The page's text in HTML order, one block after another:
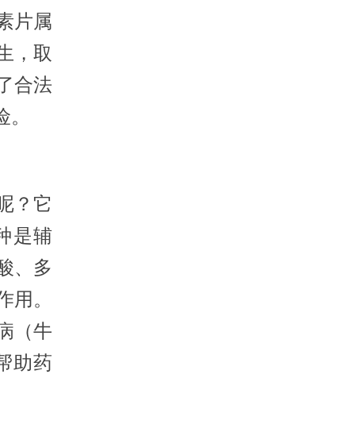
片属
，取
合法
？它
是辅
、多
用。
（牛
助药